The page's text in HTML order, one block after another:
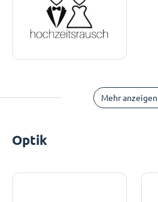
Mehr anzeigen
Optik